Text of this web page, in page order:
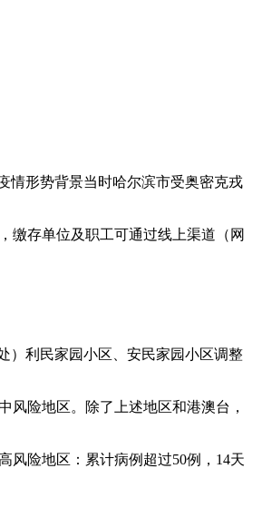
情形势背景当时哈尔滨市受奥密克戎
缴存单位及职工可通过线上渠道（网
）利民家园小区、安民家园小区调整
风险地区。除了上述地区和港澳台，
风险地区：累计病例超过50例，14天